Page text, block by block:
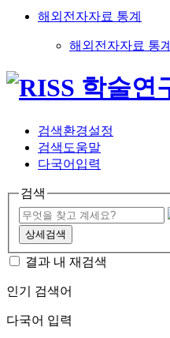
해외전자자료 통계
해외전자자료 통계
검색환경설정
검색도움말
다국어입력
검색
상세검색
결과 내 재검색
인기 검색어
다국어 입력